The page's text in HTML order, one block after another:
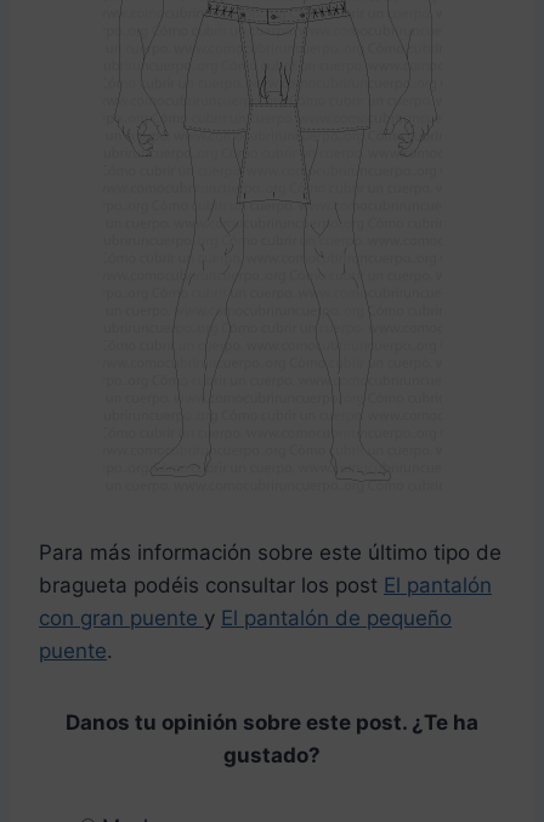
Para más información sobre este último tipo de
bragueta podéis consultar los post El pantalón
con gran puente y El pantalón de pequeño
puente.
Danos tu opinión sobre este post. ¿Te ha
gustado?